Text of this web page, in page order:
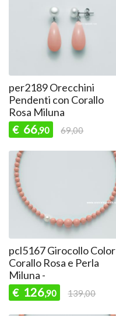
per2189 Orecchini
Pendenti con Corallo
Rosa Miluna
€ 66,90 69,00
pcl5167 Girocollo Color
Corallo Rosa e Perla
Miluna -
€ 126,90 139,00